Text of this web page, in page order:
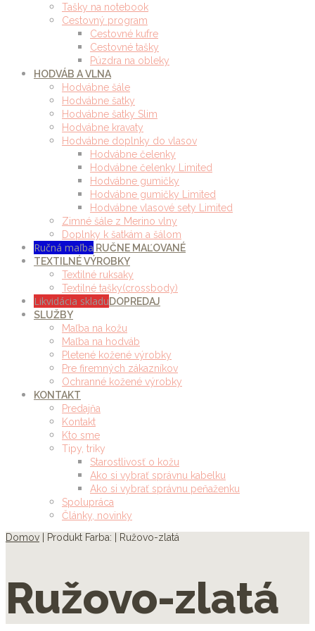
Tašky na notebook
Cestovný program
Cestovné kufre
Cestovné tašky
Púzdra na obleky
HODVÁB A VLNA
Hodvábne šále
Hodvábne šatky
Hodvábne šatky Slim
Hodvábne kravaty
Hodvábne doplnky do vlasov
Hodvábne čelenky
Hodvábne čelenky Limited
Hodvábne gumičky
Hodvábne gumičky Limited
Hodvábne vlasové sety Limited
Zimné šále z Merino vlny
Doplnky k šatkám a šálom
Ručná maľba RUČNE MAĽOVANÉ
TEXTILNÉ VÝROBKY
Textilné ruksaky
Textilné tašky(crossbody)
Likvidácia skladuDOPREDAJ
SLUŽBY
Maľba na kožu
Maľba na hodváb
Pletené kožené výrobky
Pre firemných zákazníkov
Ochranné kožené výrobky
KONTAKT
Predajňa
Kontakt
Kto sme
Tipy, triky
Starostlivosť o kožu
Ako si vybrať správnu kabelku
Ako si vybrať správnu peňaženku
Spolupráca
Články, novinky
Domov | Produkt Farba: | Ružovo-zlatá
Ružovo-zlatá